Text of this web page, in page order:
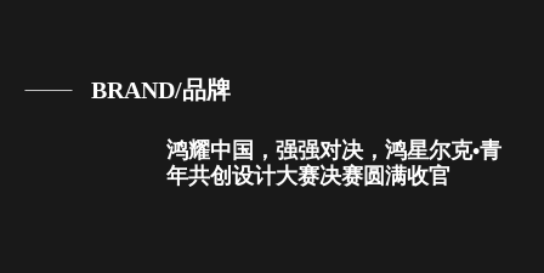
BRAND/品牌
鸿耀中国，强强对决，鸿星尔克•青
年共创设计大赛决赛圆满收官